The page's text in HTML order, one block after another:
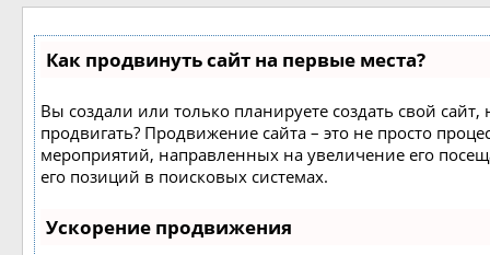
Как продвинуть сайт на первые места?
Вы создали или только планируете создать свой сайт,
продвигать? Продвижение сайта – это не просто
мероприятий, направленных на увеличение его
его позиций в поисковых системах.
Ускорение продвижения